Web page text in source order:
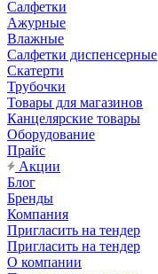
Салфетки
Ажурные
Влажные
Салфетки диспенсерные
Скатерти
Трубочки
Товары для магазинов
Канцелярские товары
Оборудование
Прайс
Акции
Блог
Бренды
Компания
Пригласить на тендер
Пригласить на тендер
О компании